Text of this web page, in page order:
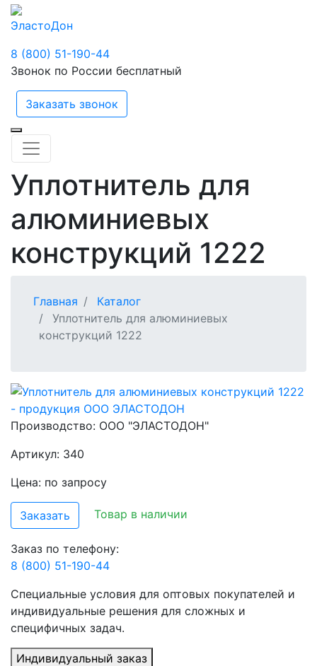
ЭластоДон
8 (800) 51-190-44
Звонок по России бесплатный
Заказать звонок
Уплотнитель для
алюминиевых
конструкций 1222
Главная
Каталог
Уплотнитель для алюминиевых
конструкций 1222
Производство: ООО "ЭЛАСТОДОН"
Артикул: 340
Цена: по запросу
Заказать Товар в наличии
Заказ по телефону:
8 (800) 51-190-44
Специальные условия для оптовых покупателей и
индивидуальные решения для сложных и
специфичных задач.
Индивидуальный заказ